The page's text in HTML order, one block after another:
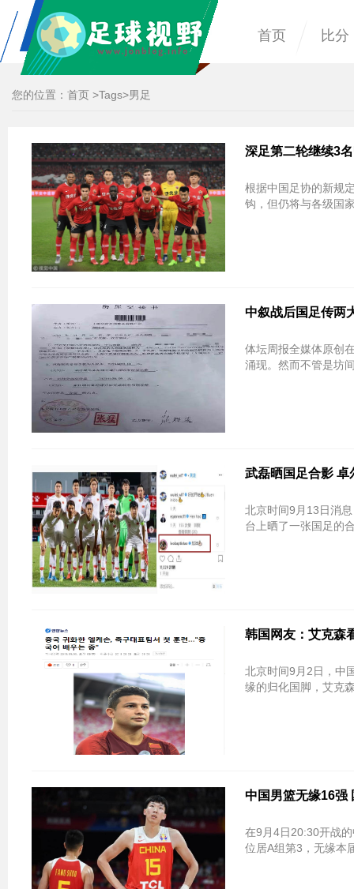
首页 比分
您的位置： 首页 >Tags>男足
深足第二轮继续3
根据中国足协的新规
钩，但仍将与各级国
中叙战后国足传两
体坛周报全媒体原创
涌现。然而不管是坊
武磊晒国足合影 卓
北京时间9月13日消
台上晒了一张国足的
韩国网友：艾克森
北京时间9月2日，中
缘的归化国脚，艾克
中国男篮无缘16强
在9月4日20:30开战
位居A组第3，无缘本